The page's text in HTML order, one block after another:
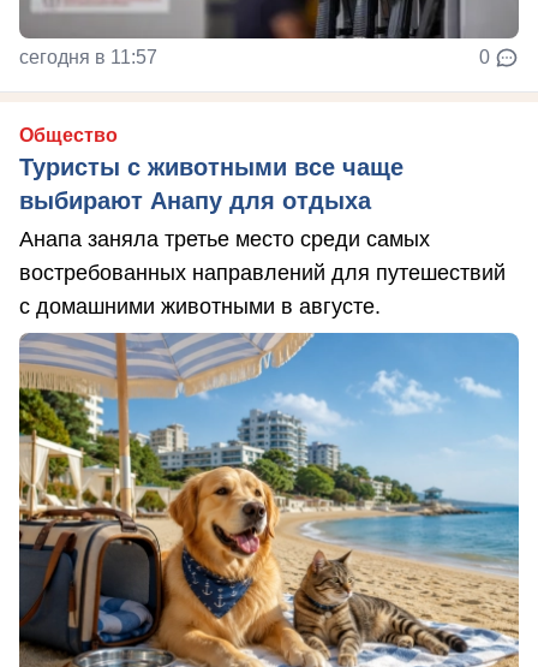
сегодня в 11:57 0
Общество
Туристы с животными все чаще
выбирают Анапу для отдыха
Анапа заняла третье место среди самых
востребованных направлений для путешествий
с домашними животными в августе.